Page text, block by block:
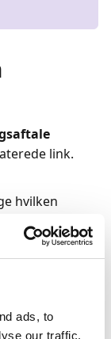
ads, to
our traffic.
link.
hvilken
er tilknyttet
eller DBCS-
i feltet